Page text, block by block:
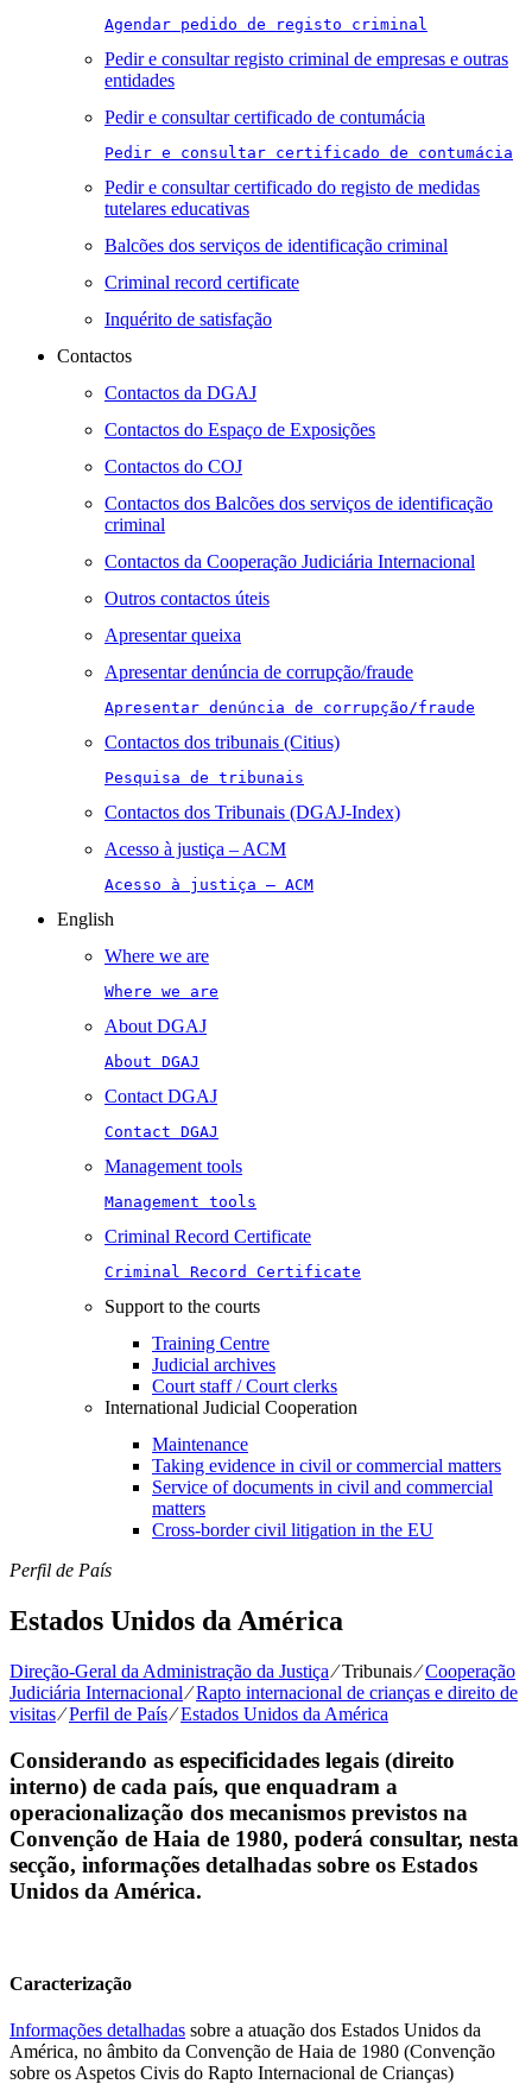
Agendar pedido de registo criminal
Pedir e consultar registo criminal de empresas e outras
entidades
Pedir e consultar certificado de contumácia
Pedir e consultar certificado de contumácia
Pedir e consultar certificado do registo de medidas
tutelares educativas
Balcões dos serviços de identificação criminal
Criminal record certificate
Inquérito de satisfação
Contactos
Contactos da DGAJ
Contactos do Espaço de Exposições
Contactos do COJ
Contactos dos Balcões dos serviços de identificação
criminal
Contactos da Cooperação Judiciária Internacional
Outros contactos úteis
Apresentar queixa
Apresentar denúncia de corrupção/fraude
Apresentar denúncia de corrupção/fraude
Contactos dos tribunais (Citius)
Pesquisa de tribunais
Contactos dos Tribunais (DGAJ-Index)
Acesso à justiça – ACM
Acesso à justiça – ACM
English
Where we are
Where we are
About DGAJ
About DGAJ
Contact DGAJ
Contact DGAJ
Management tools
Management tools
Criminal Record Certificate
Criminal Record Certificate
Support to the courts
Training Centre
Judicial archives
Court staff / Court clerks
International Judicial Cooperation
Maintenance
Taking evidence in civil or commercial matters
Service of documents in civil and commercial
matters​​
Cross-border civil litigation in the EU
Perfil de País
Estados Unidos da América
Direção-Geral da Administração da Justiça⁄Tribunais⁄Cooperação
Judiciária Internacional⁄Rapto internacional de crianças e direito de
visitas⁄Perfil de País⁄Estados Unidos da América
Considerando as especificidades legais (direito
interno) de cada país, que enquadram a
operacionalização dos mecanismos previstos na
Convenção de Haia de 1980, poderá consultar, nesta
secção, informações detalhadas sobre os Estados
Unidos da América.
Caracterização
Informações detalhadas sobre a atuação dos Estados Unidos da
América, no âmbito da Convenção de Haia de 1980 (Convenção
sobre os Aspetos Civis do Rapto Internacional de Crianças)